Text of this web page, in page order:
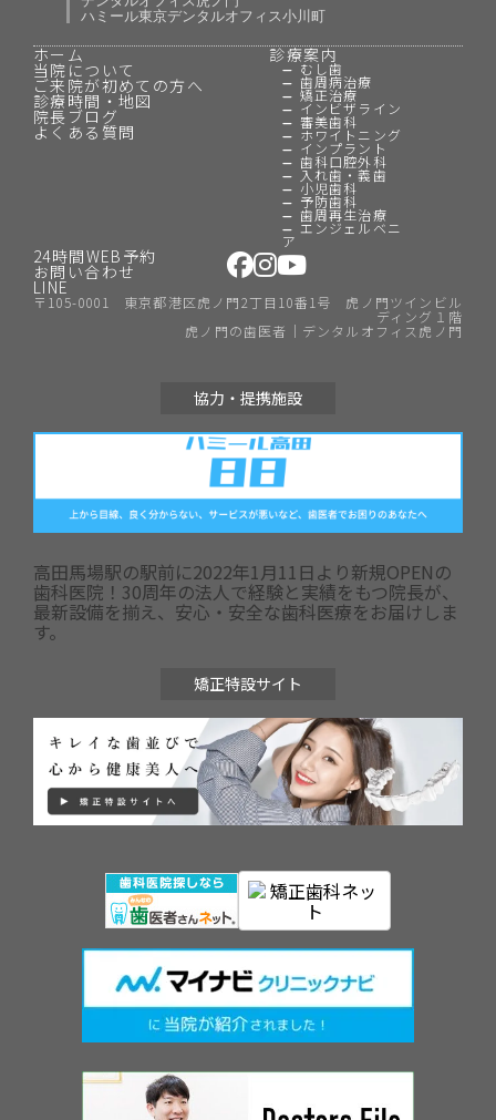
ハミール東京デンタルオフィス小川町
ホーム
当院について
ご来院が初めての方へ
診療時間・地図
院長ブログ
よくある質問
診療案内
むし歯
歯周病治療
矯正治療
インビザライン
審美歯科
ホワイトニング
インプラント
歯科口腔外科
入れ歯・義歯
小児歯科
予防歯科
歯周再生治療
エンジェルベニ
ア
24時間WEB予約
お問い合わせ
LINE
〒105-0001 東京都港区虎ノ門2丁目10番1号 虎ノ門ツインビル
ディング１階
虎ノ門の歯医者｜デンタルオフィス虎ノ門
協力・提携施設
高田馬場駅の駅前に2022年1月11日より新規OPENの
歯科医院！30周年の法人で経験と実績をもつ院長が、
最新設備を揃え、安心・安全な歯科医療をお届けしま
す。
矯正特設サイト